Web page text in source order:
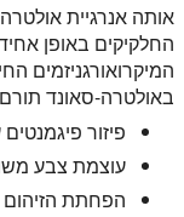
אותה אנרגיית
החלקיקים באופן
המיקרואורגניזמים
באולטרה-סאונד
פיזור
עוצמת צבע
הפחתת הזיהום